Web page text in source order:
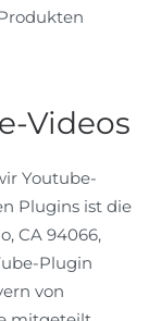
Videos
Youtube-
Plugins ist die
CA 94066,
Plugin
von